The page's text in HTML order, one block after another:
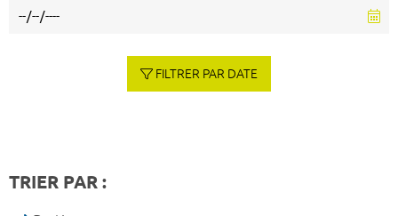
FILTRER PAR DATE
TRIER PAR :